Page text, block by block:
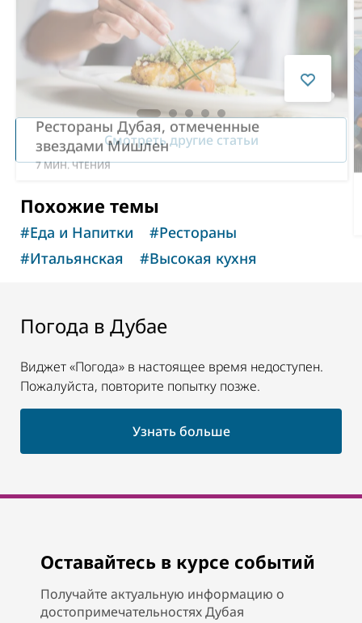
Рестораны Дубая, отмеченные
звездами Мишлен
МИН. ЧТЕНИЯ
Смотреть другие статьи
Похожие темы
#Еда и Напитки #Рестораны
#Итальянская #Высокая кухня
Погода в Дубае
Виджет «Погода» в настоящее время недоступен.
Пожалуйста, повторите попытку позже.
Узнать больше
Оставайтесь в курсе событий
Получайте актуальную информацию о
достопримечательностях Дубая